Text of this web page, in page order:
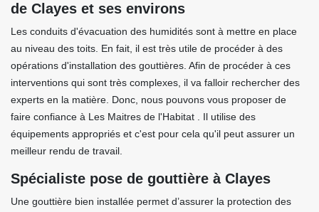
de Clayes et ses environs
Les conduits d'évacuation des humidités sont à mettre en place
au niveau des toits. En fait, il est très utile de procéder à des
opérations d'installation des gouttières. Afin de procéder à ces
interventions qui sont très complexes, il va falloir rechercher des
experts en la matière. Donc, nous pouvons vous proposer de
faire confiance à Les Maitres de l'Habitat . Il utilise des
équipements appropriés et c'est pour cela qu'il peut assurer un
meilleur rendu de travail.
Spécialiste pose de gouttière à Clayes
Une gouttière bien installée permet d’assurer la protection des